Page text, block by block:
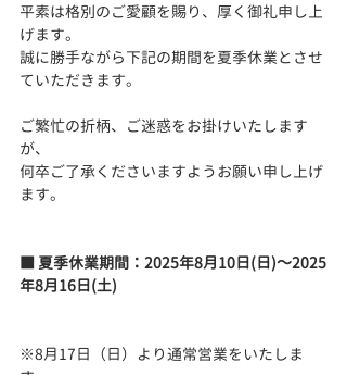
平素は格別のご愛顧を賜り、厚く御礼申し上
げます。
誠に勝手ながら下記の期間を夏季休業とさせ
ていただきます。
ご繁忙の折柄、ご迷惑をお掛けいたします
が、
何卒ご了承くださいますようお願い申し上げ
ます。
■ 夏季休業期間：2025年8月10日(日)～2025
年8月16日(土)
※8月17日（日）より通常営業をいたしま